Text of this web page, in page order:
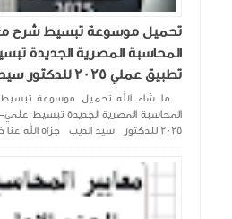
تحميل موسوعة تبسيط شرح
المحاسبة المصرية الجديدة
تطبيق عملي ٢٠٢٥ للدكتور سيد الديب
ما شاء الله تحميل موسوعة تبسيط
المحاسبة المصرية الجديدة تبسيط
٢٠٢٥ للدكتور سيد الديب جزاه الله عنا خيرا وجعل...